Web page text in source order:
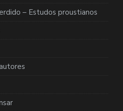
– Estudos proustianos